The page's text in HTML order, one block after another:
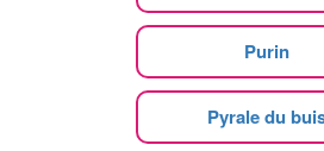
Purin
Pyrale du